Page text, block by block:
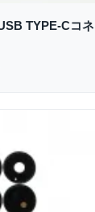
TYPE-Cコネ